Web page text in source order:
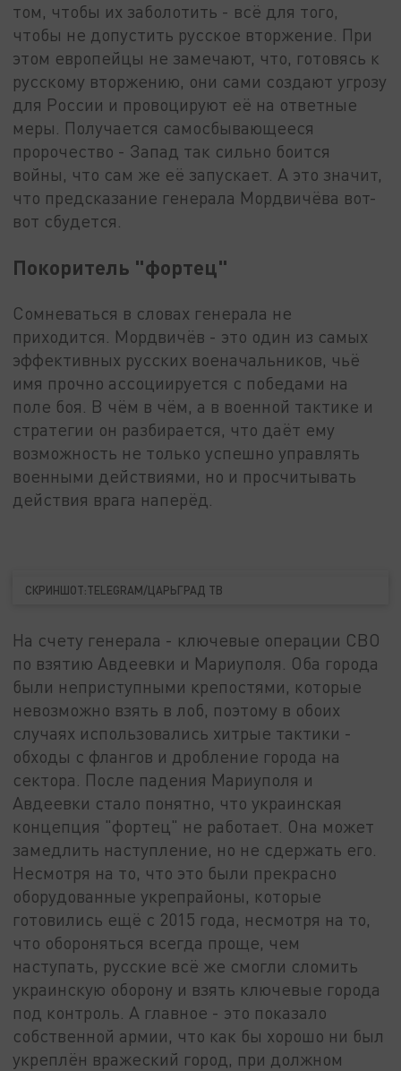
том, чтобы их заболотить - всё для того,
чтобы не допустить русское вторжение. При
этом европейцы не замечают, что, готовясь к
русскому вторжению, они сами создают угрозу
для России и провоцируют её на ответные
меры. Получается самосбывающееся
пророчество - Запад так сильно боится
войны, что сам же её запускает. А это значит,
что предсказание генерала Мордвичёва вот-
вот сбудется.
Покоритель "фортец"
Сомневаться в словах генерала не
приходится. Мордвичёв - это один из самых
эффективных русских военачальников, чьё
имя прочно ассоциируется с победами на
поле боя. В чём в чём, а в военной тактике и
стратегии он разбирается, что даёт ему
возможность не только успешно управлять
военными действиями, но и просчитывать
действия врага наперёд.
СКРИНШОТ:TELEGRAM/ЦАРЬГРАД ТВ
На счету генерала - ключевые операции СВО
по взятию Авдеевки и Мариуполя. Оба города
были неприступными крепостями, которые
невозможно взять в лоб, поэтому в обоих
случаях использовались хитрые тактики -
обходы с флангов и дробление города на
сектора. После падения Мариуполя и
Авдеевки стало понятно, что украинская
концепция "фортец" не работает. Она может
замедлить наступление, но не сдержать его.
Несмотря на то, что это были прекрасно
оборудованные укрепрайоны, которые
готовились ещё с 2015 года, несмотря на то,
что обороняться всегда проще, чем
наступать, русские всё же смогли сломить
украинскую оборону и взять ключевые города
под контроль. А главное - это показало
собственной армии, что как бы хорошо ни был
укреплён вражеский город, при должном